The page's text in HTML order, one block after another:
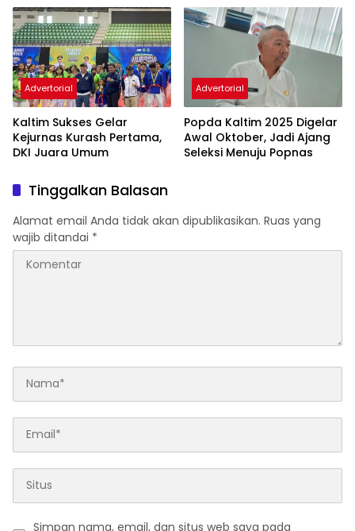
2025
Advertorial
Kaltim Sukses Gelar
Kejurnas Kurash Pertama,
DKI Juara Umum
Advertorial
Popda Kaltim 2025 Digelar
Awal Oktober, Jadi Ajang
Seleksi Menuju Popnas
Tinggalkan Balasan
Alamat email Anda tidak akan dipublikasikan. Ruas yang
wajib ditandai *
Simpan nama, email, dan situs web saya pada